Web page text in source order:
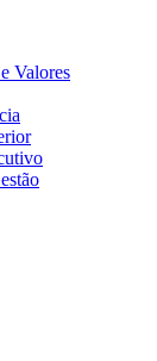
Valores